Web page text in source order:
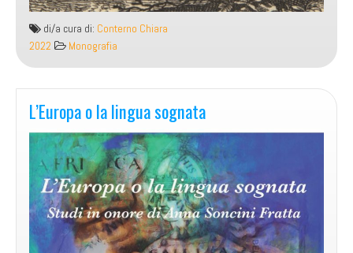
di/a cura di: Conterno Chiara
2022
Monografia
L’Europa o la lingua sognata